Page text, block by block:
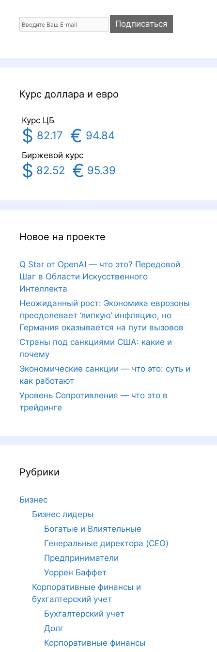
Курс доллара и евро
Курс ЦБ
$ 82.17 € 94.84
Биржевой курс
$ 82.52 € 95.39
Новое на проекте
Q Star от OpenAI — что это? Передовой
Шаг в Области Искусственного
Интеллекта
Неожиданный рост: Экономика еврозоны
преодолевает ‘липкую’ инфляцию, но
Германия оказывается на пути вызовов
Страны под санкциями США: какие и
почему
Экономические санкции — что это: суть и
как работают
Уровень Сопротивления — что это в
трейдинге
Рубрики
Бизнес
Бизнес лидеры
Богатые и Влиятельные
Генеральные директора (CEO)
Предприниматели
Уоррен Баффет
Корпоративные финансы и
бухгалтерский учет
Бухгалтерский учет
Долг
Корпоративные финансы